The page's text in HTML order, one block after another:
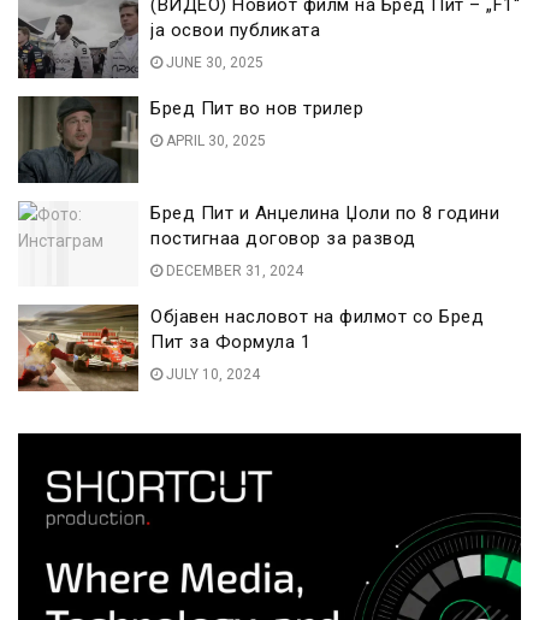
ја освои публиката
JUNE 30, 2025
Бред Пит во нов трилер
APRIL 30, 2025
Бред Пит и Анџелина Џоли по 8 години
постигнаа договор за развод
DECEMBER 31, 2024
Објавен насловот на филмот со Бред
Пит за Формула 1
JULY 10, 2024